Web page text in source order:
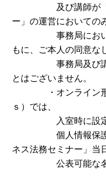
及び講師が「事業
ー」の運営においての
事務局においてそ
もに、ご本人の同意な
事務局及び講師以
とはございません。
・オンライン形式
ｓ）では、
入室時に設定した
個人情報保護の観
ネス法務セミナー」当
公表可能な名称